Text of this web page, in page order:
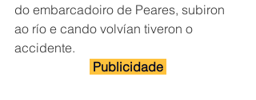
do embarcadoiro de Peares, subiron
ao río e cando volvían tiveron o
accidente.
Publicidade